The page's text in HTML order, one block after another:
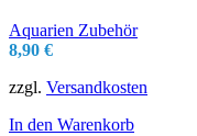
Aquarien Zubehör
8,90 €
zzgl. Versandkosten
In den Warenkorb